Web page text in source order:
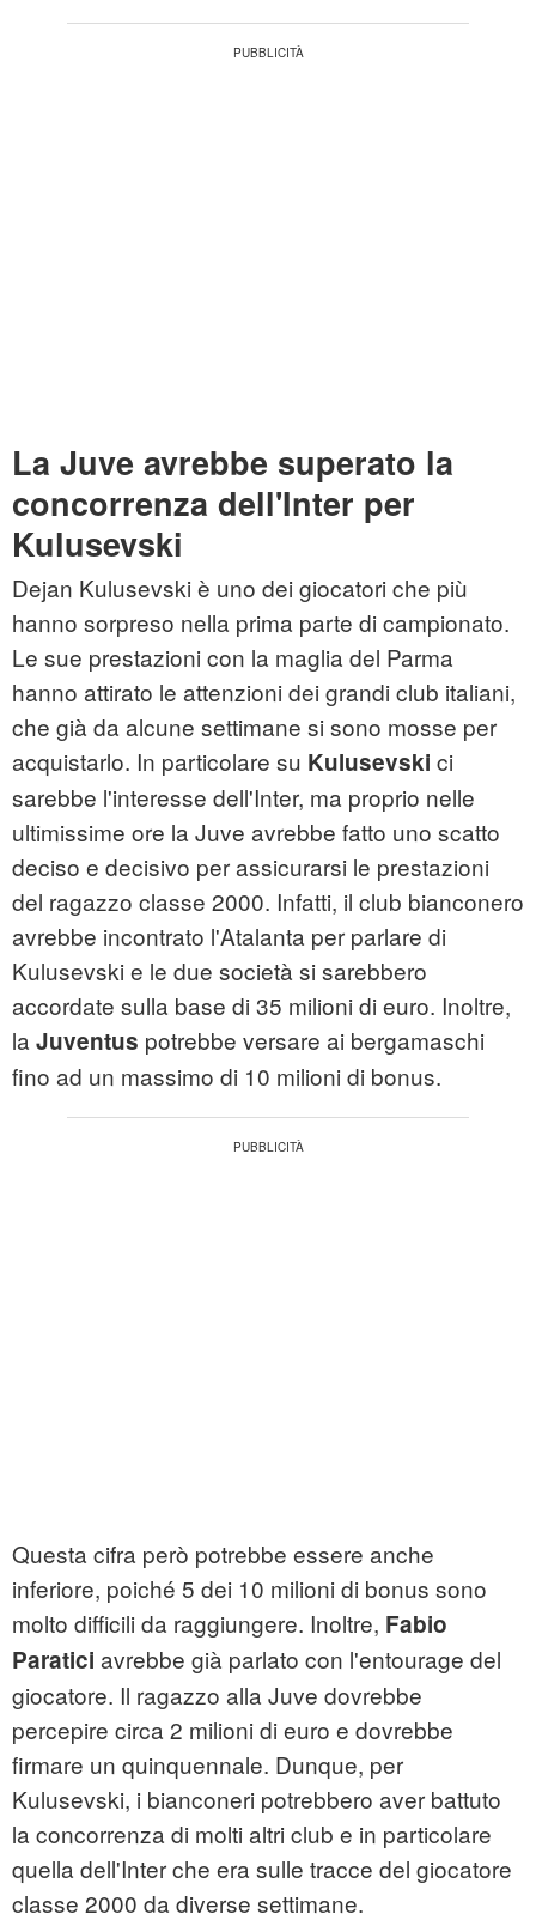
La Juve avrebbe superato la
concorrenza dell'Inter per
Kulusevski
Dejan Kulusevski è uno dei giocatori che più
hanno sorpreso nella prima parte di campionato.
Le sue prestazioni con la maglia del Parma
hanno attirato le attenzioni dei grandi club italiani,
che già da alcune settimane si sono mosse per
acquistarlo. In particolare su Kulusevski ci
sarebbe l'interesse dell'Inter, ma proprio nelle
ultimissime ore la Juve avrebbe fatto uno scatto
deciso e decisivo per assicurarsi le prestazioni
del ragazzo classe 2000. Infatti, il club bianconero
avrebbe incontrato l'Atalanta per parlare di
Kulusevski e le due società si sarebbero
accordate sulla base di 35 milioni di euro. Inoltre,
la Juventus potrebbe versare ai bergamaschi
fino ad un massimo di 10 milioni di bonus.
Questa cifra però potrebbe essere anche
inferiore, poiché 5 dei 10 milioni di bonus sono
molto difficili da raggiungere. Inoltre, Fabio
Paratici avrebbe già parlato con l'entourage del
giocatore. Il ragazzo alla Juve dovrebbe
percepire circa 2 milioni di euro e dovrebbe
firmare un quinquennale. Dunque, per
Kulusevski, i bianconeri potrebbero aver battuto
la concorrenza di molti altri club e in particolare
quella dell'Inter che era sulle tracce del giocatore
classe 2000 da diverse settimane.